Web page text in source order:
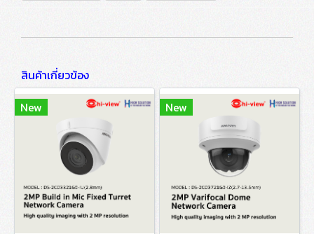
สินค้าเกี่ยวข้อง
New
New